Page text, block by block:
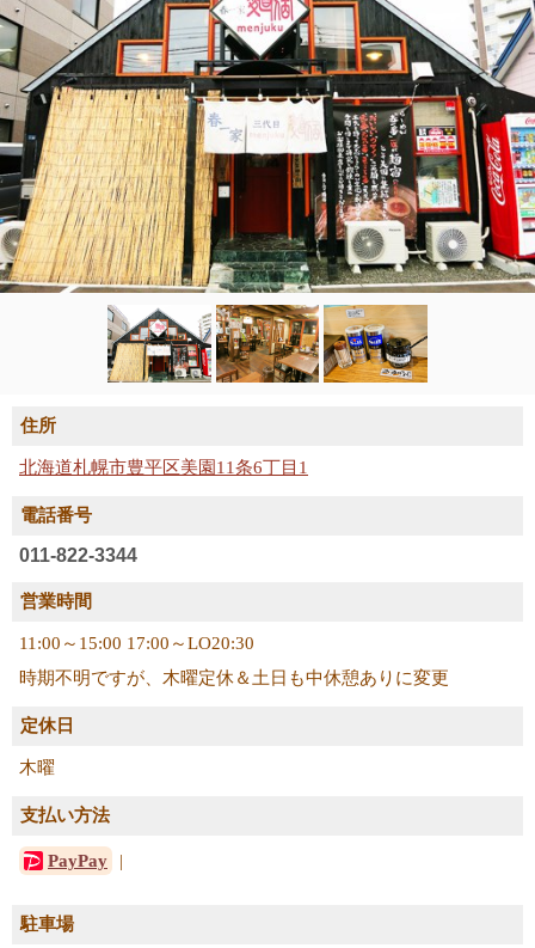
住所
北海道札幌市豊平区美園11条6丁目1
電話番号
011-822-3344
営業時間
11:00～15:00 17:00～LO20:30
時期不明ですが、木曜定休＆土日も中休憩ありに変更
定休日
木曜
支払い方法
PayPay
駐車場